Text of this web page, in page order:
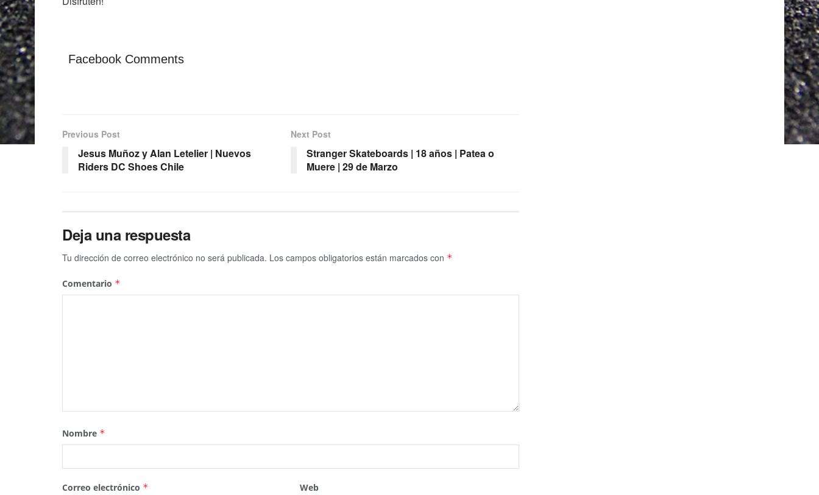
Facebook Comments
Previous Post
Jesus Muñoz y Alan Letelier | Nuevos
Riders DC Shoes Chile
Next Post
Stranger Skateboards | 18 años | Patea o
Muere | 29 de Marzo
Deja una respuesta
Tu dirección de correo electrónico no será publicada. Los campos obligatorios están marcados con *
Comentario *
Nombre *
Correo electrónico * Web